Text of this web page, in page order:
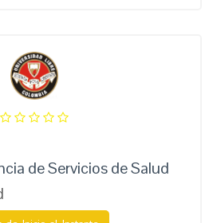
de Servicios de Salud